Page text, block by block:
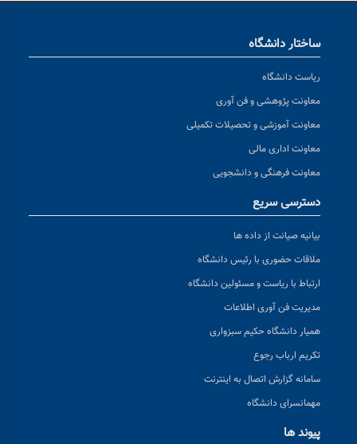
ساختار دانشگاه
ریاست دانشگاه
معاونت پژوهشی و فن آوری
معاونت آموزشی و تحصیلات تکمیلی
معاونت اداری مالی
معاونت فرهنگی و دانشجویی
دسترسی سریع
بیانیه صیانت از داده ها
ملاقات حضوری با رئیس دانشگاه
ارتباط با ریاست و مسئولین دانشگاه
مدیریت فن آوری اطلاعات
همیار دانشگاه حکیم سبزواری
تکریم ارباب رجوع
سامانه گزارش اتصال به اینترنت
مهمانسرای دانشگاه
پیوند ها